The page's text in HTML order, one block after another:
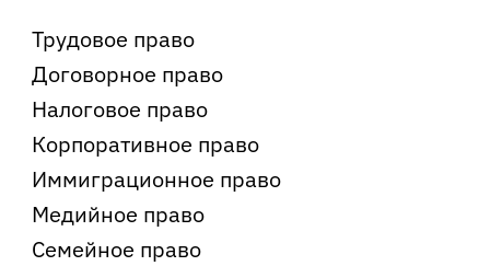
Трудовое право
Договорное право
Налоговое право
Корпоративное право
Иммиграционное право
Медийное право
Семейное право